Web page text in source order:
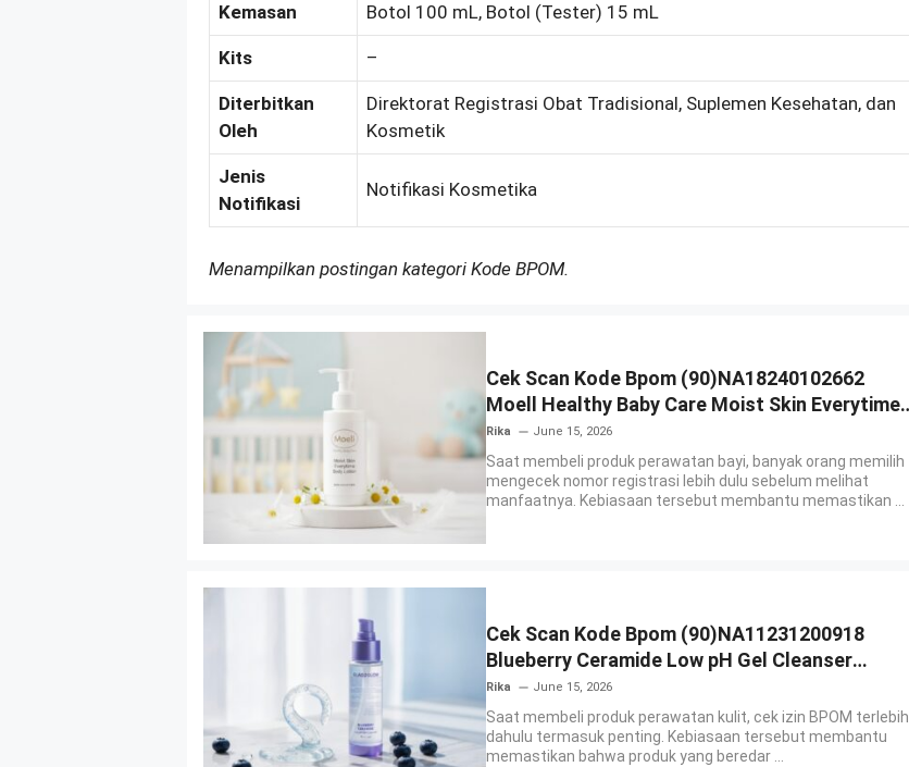
Kemasan Botol 100 mL, Botol (Tester) 15 mL
Kits –
Diterbitkan
Oleh
Direktorat Registrasi Obat Tradisional, Suplemen Kesehatan, dan
Kosmetik
Jenis
Notifikasi
Notifikasi Kosmetika
Menampilkan postingan kategori Kode BPOM.
Cek Scan Kode Bpom (90)NA18240102662
Moell Healthy Baby Care Moist Skin Everytime
Body Lotion
Rika June 15, 2026
Saat membeli produk perawatan bayi, banyak orang memilih
mengecek nomor registrasi lebih dulu sebelum melihat
manfaatnya. Kebiasaan tersebut membantu memastikan ...
Cek Scan Kode Bpom (90)NA11231200918
Blueberry Ceramide Low pH Gel Cleanser
GLAD2GLOW
Rika June 15, 2026
Saat membeli produk perawatan kulit, cek izin BPOM terlebih
dahulu termasuk penting. Kebiasaan tersebut membantu
memastikan bahwa produk yang beredar ...